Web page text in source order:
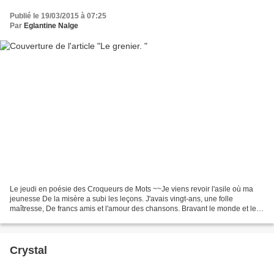
Publié le 19/03/2015 à 07:25
Par Eglantine Nalge
Le jeudi en poésie des Croqueurs de Mots ~~Je viens revoir l'asile où ma
jeunesse De la misère a subi les leçons. J'avais vingt-ans, une folle
maîtresse, De francs amis et l'amour des chansons. Bravant le monde et les
Crystal